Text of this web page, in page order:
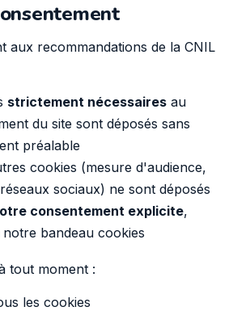
aux recommandations de la CNIL
strictement nécessaires au
du site sont déposés sans
préalable
cookies (mesure d'audience,
sociaux) ne sont déposés
consentement explicite,
bandeau cookies
tout moment :
les cookies